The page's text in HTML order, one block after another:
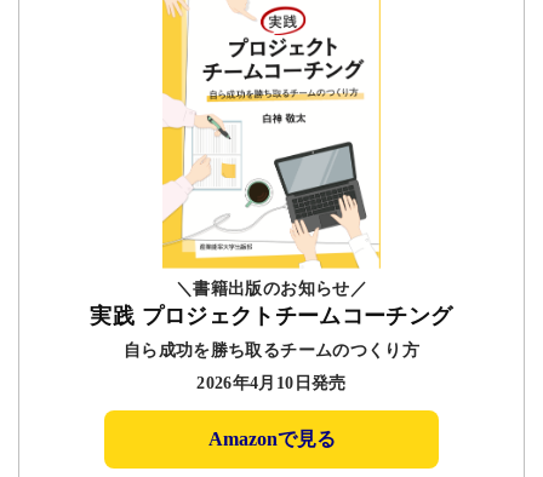
＼書籍出版のお知らせ／
実践 プロジェクトチームコーチング
自ら成功を勝ち取るチームのつくり方
2026年4月10日発売
Amazonで見る